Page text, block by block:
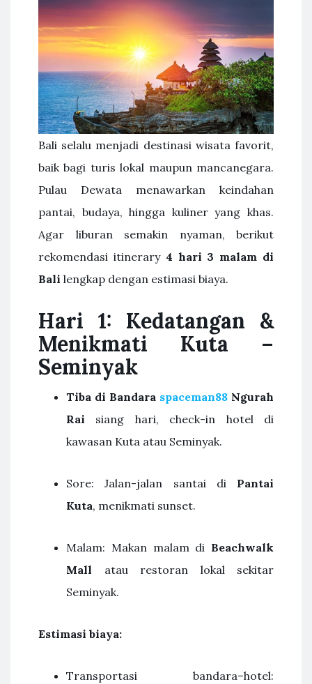
Bali selalu menjadi destinasi wisata favorit,
baik bagi turis lokal maupun mancanegara.
Pulau Dewata menawarkan keindahan
pantai, budaya, hingga kuliner yang khas.
Agar liburan semakin nyaman, berikut
rekomendasi itinerary 4 hari 3 malam di
Bali lengkap dengan estimasi biaya.
Hari 1: Kedatangan &
Menikmati Kuta –
Seminyak
Tiba di Bandara spaceman88 Ngurah
Rai siang hari, check-in hotel di
kawasan Kuta atau Seminyak.
Sore: Jalan-jalan santai di Pantai
Kuta, menikmati sunset.
Malam: Makan malam di Beachwalk
Mall atau restoran lokal sekitar
Seminyak.
Estimasi biaya:
Transportasi bandara–hotel: